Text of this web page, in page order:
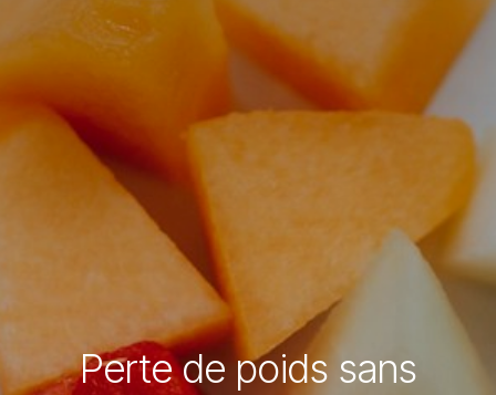
Perte de poids sans